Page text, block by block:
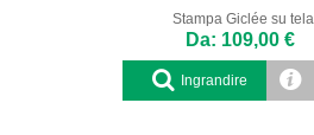
Stampa Giclée su tela
Da: 109,00 €
Ingrandire